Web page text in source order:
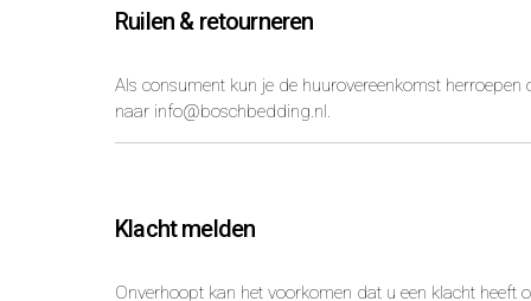
Ruilen & retourneren
Als consument kun je de huurovereenkomst
naar info@boschbedding.nl.
Klacht melden
Onverhoopt kan het voorkomen dat u een klacht heeft